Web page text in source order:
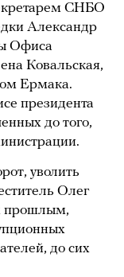
СНБО
Александр
Офиса
Ковальская,
Ермака.
президента
до того,
уволить
Олег
прошлым,
до сих